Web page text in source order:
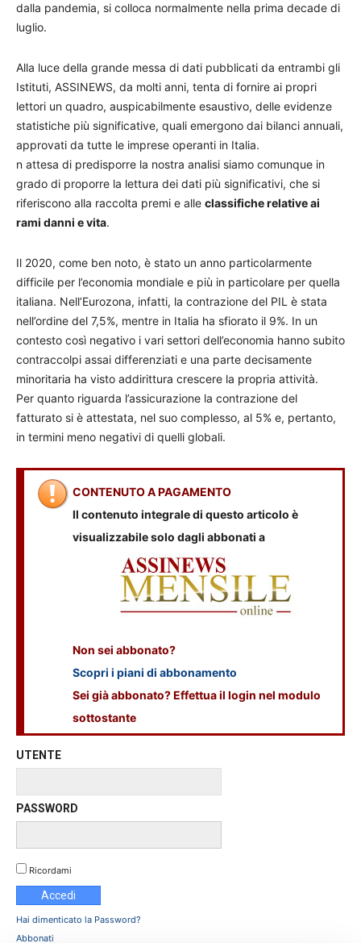
dalla pandemia, si colloca normalmente nella prima decade di
luglio.
Alla luce della grande messa di dati pubblicati da entrambi gli
Istituti, ASSINEWS, da molti anni, tenta di fornire ai propri
lettori un quadro, auspicabilmente esaustivo, delle evidenze
statistiche più significative, quali emergono dai bilanci annuali,
approvati da tutte le imprese operanti in Italia.
n attesa di predisporre la nostra analisi siamo comunque in
grado di proporre la lettura dei dati più significativi, che si
riferiscono alla raccolta premi e alle classifiche relative ai
rami danni e vita.
Il 2020, come ben noto, è stato un anno particolarmente
difficile per l’economia mondiale e più in particolare per quella
italiana. Nell’Eurozona, infatti, la contrazione del PIL è stata
nell’ordine del 7,5%, mentre in Italia ha sfiorato il 9%. In un
contesto così negativo i vari settori dell’economia hanno subito
contraccolpi assai differenziati e una parte decisamente
minoritaria ha visto addirittura crescere la propria attività.
Per quanto riguarda l’assicurazione la contrazione del
fatturato si è attestata, nel suo complesso, al 5% e, pertanto,
in termini meno negativi di quelli globali.
CONTENUTO A PAGAMENTO
Il contenuto integrale di questo articolo è
visualizzabile solo dagli abbonati a
Non sei abbonato?
Scopri i piani di abbonamento
Sei già abbonato? Effettua il login nel modulo
sottostante
UTENTE
PASSWORD
Ricordami
Hai dimenticato la Password?
Abbonati